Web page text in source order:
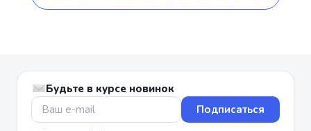
Будьте в курсе новинок
Подписаться